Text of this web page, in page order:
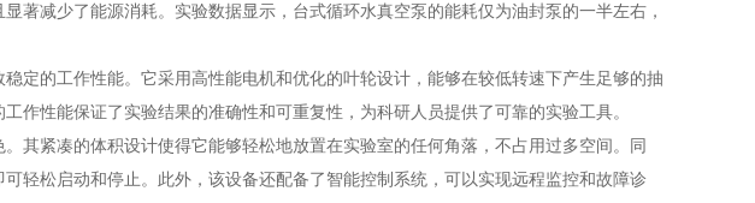
著减少了能源消耗。实验数据显示，台式循环水真空泵的能耗仅为油封泵的一半左右，
稳定的工作性能。它采用高性能电机和优化的叶轮设计，能够在较低转速下产生足够的抽
作性能保证了实验结果的准确性和可重复性，为科研人员提供了可靠的实验工具。
紧凑的体积设计使得它能够轻松地放置在实验室的任何角落，不占用过多空间。同
轻松启动和停止。此外，该设备还配备了智能控制系统，可以实现远程监控和故障诊